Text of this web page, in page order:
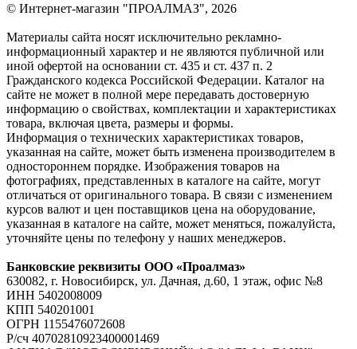
© Интернет-магазин "ПРОАЛМАЗ", 2026
Материалы сайта носят исключительно рекламно-
информационный характер и не являются публичной или
иной офертой на основании ст. 435 и ст. 437 п. 2
Гражданского кодекса Российской Федерации. Каталог на
сайте не может в полной мере передавать достоверную
информацию о свойствах, комплектации и характеристиках
товара, включая цвета, размеры и формы.
Информация о технических характеристиках товаров,
указанная на сайте, может быть изменена производителем в
одностороннем порядке. Изображения товаров на
фотографиях, представленных в каталоге на сайте, могут
отличаться от оригинального товара. В связи с изменением
курсов валют и цен поставщиков цена на оборудование,
указанная в каталоге на сайте, может меняться, пожалуйста,
уточняйте цены по телефону у наших менеджеров.
Банковские реквизиты ООО «Проалмаз»
630082, г. Новосибирск, ул. Дачная, д.60, 1 этаж, офис №8
ИНН 5402008009
КПП 540201001
ОГРН 1155476072608
Р/сч 40702810923400001469